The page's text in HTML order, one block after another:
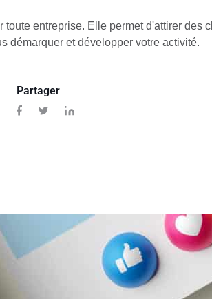
entreprise. Elle permet d'attirer des
démarquer et développer votre activité.
Partager